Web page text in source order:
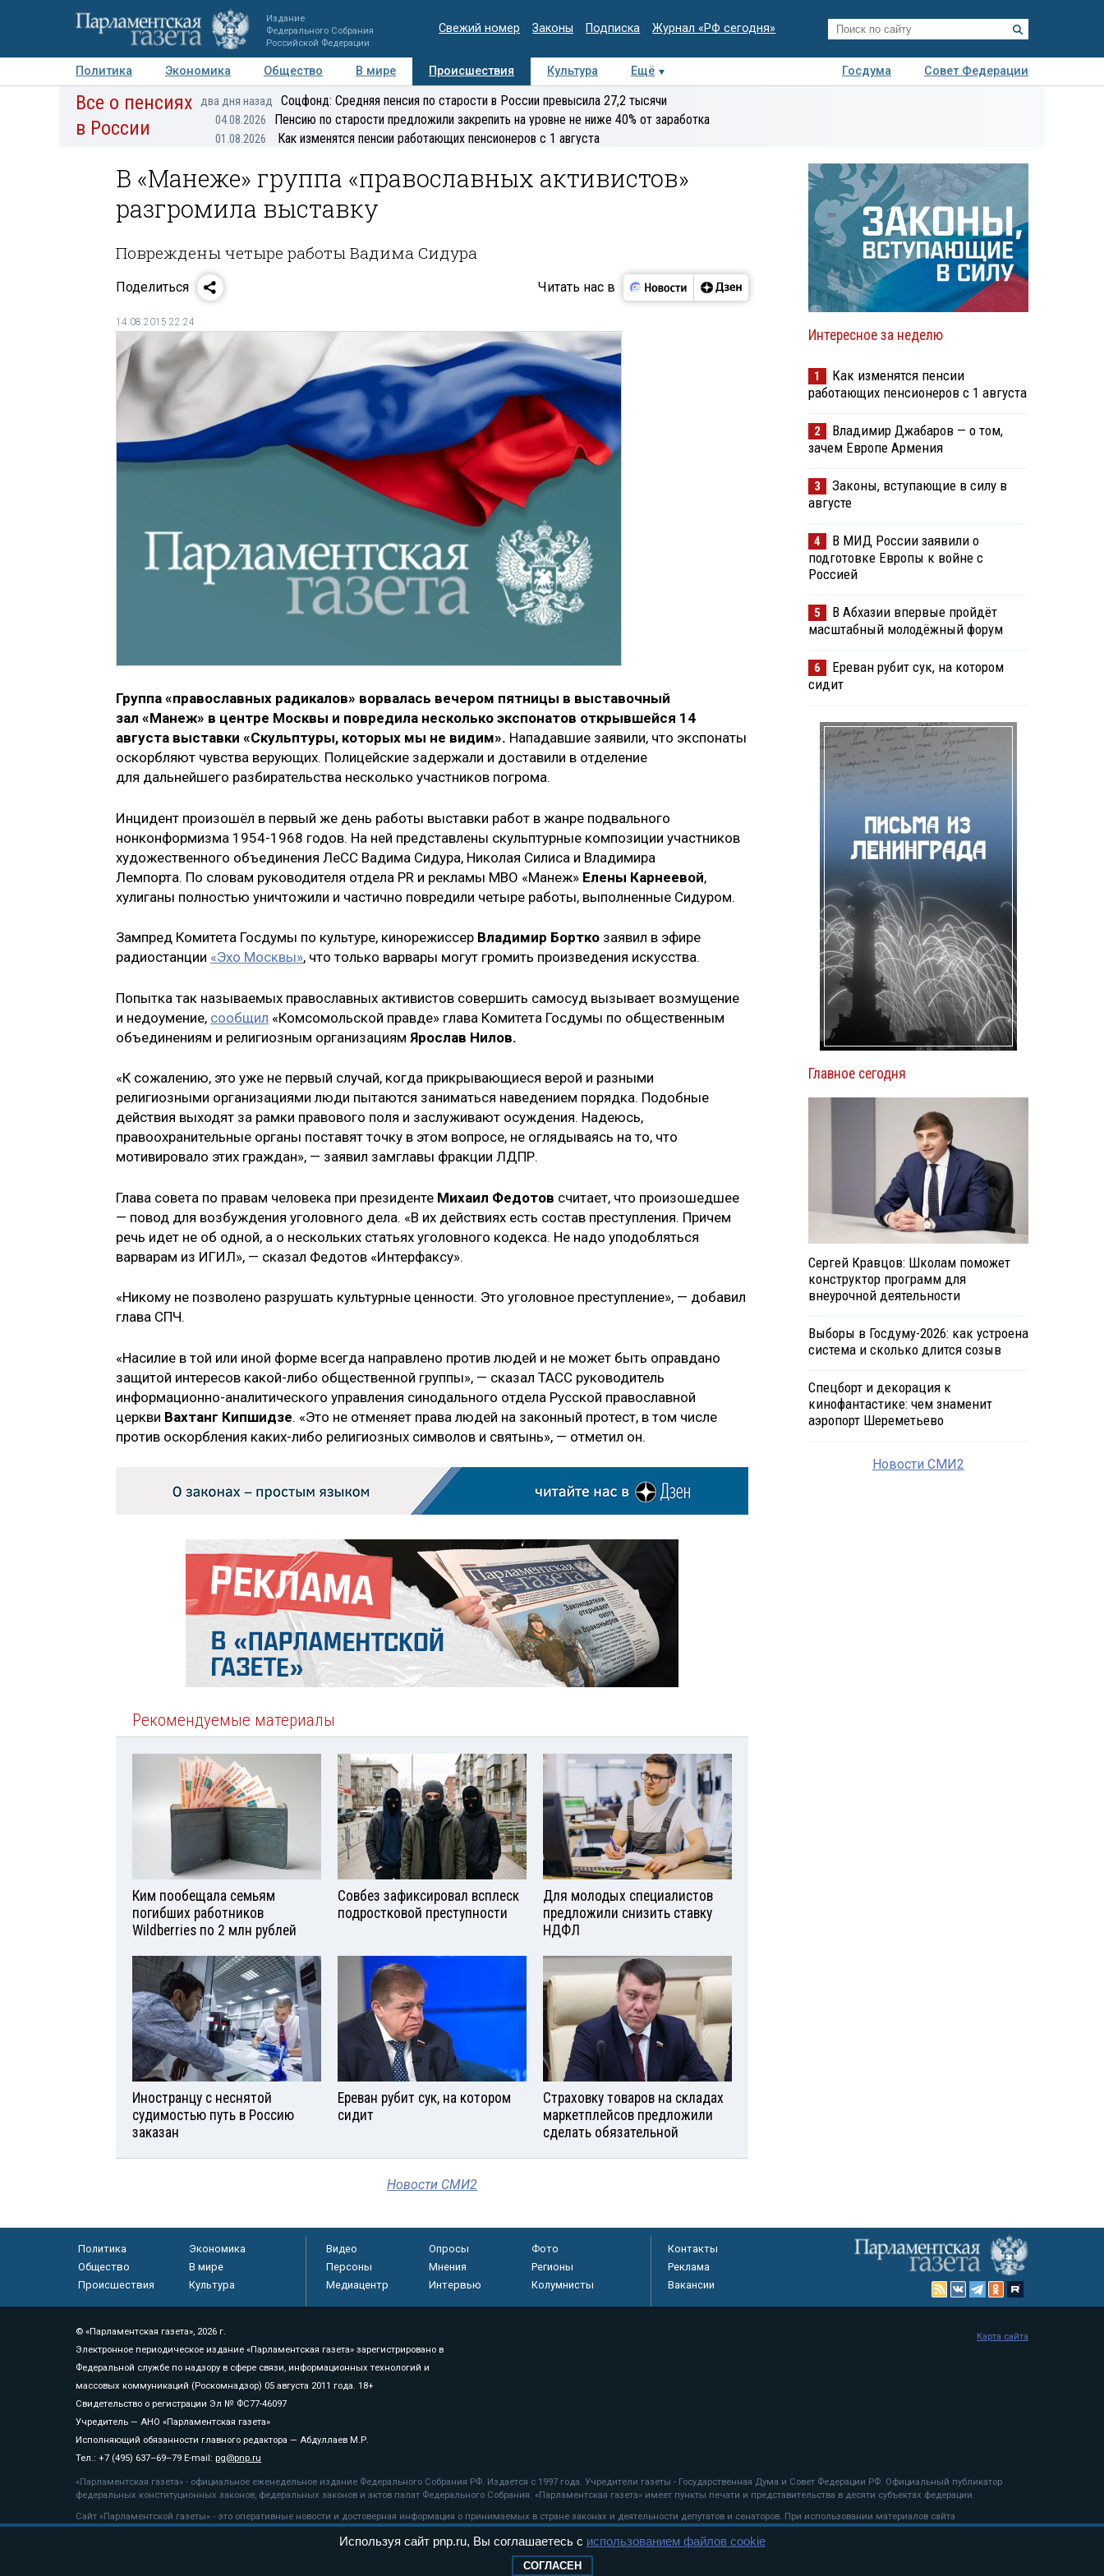
Издание
Федерального Собрания
Российской Федерации
Свежий номер Законы Подписка Журнал «РФ сегодня»
Политика Экономика Общество В мире Происшествия Культура Ещё Госдума
Совет Федерации
Авторы Персоны Мнения Регионы Медиацентр Интервью Колумнисты
Все о пенсиях
в России
два дня назад Соцфонд: Средняя пенсия по старости в России превысила 27,2 тысячи
04.08.2026 Пенсию по старости предложили закрепить на уровне не ниже 40% от заработка
01.08.2026 Как изменятся пенсии работающих пенсионеров с 1 августа
В «Манеже» группа «православных активистов»
разгромила выставку
Повреждены четыре работы Вадима Сидура
Поделиться Читать нас в
14.08.2015 22:24
Группа «православных радикалов» ворвалась вечером пятницы в выставочный
зал «Манеж» в центре Москвы и повредила несколько экспонатов открывшейся 14
августа выставки «Скульптуры, которых мы не видим». Нападавшие заявили, что экспонаты
оскорбляют чувства верующих. Полицейские задержали и доставили в отделение
для дальнейшего разбирательства несколько участников погрома.
Инцидент произошёл в первый же день работы выставки работ в жанре подвального
нонконформизма 1954-1968 годов. На ней представлены скульптурные композиции участников
художественного объединения ЛеСС Вадима Сидура, Николая Силиса и Владимира
Лемпорта. По словам руководителя отдела PR и рекламы МВО «Манеж» Елены Карнеевой,
хулиганы полностью уничтожили и частично повредили четыре работы, выполненные Сидуром.
Зампред Комитета Госдумы по культуре, кинорежиссер Владимир Бортко заявил в эфире
радиостанции «Эхо Москвы», что только варвары могут громить произведения искусства.
Попытка так называемых православных активистов совершить самосуд вызывает возмущение
и недоумение, сообщил «Комсомольской правде» глава Комитета Госдумы по общественным
объединениям и религиозным организациям Ярослав Нилов.
«К сожалению, это уже не первый случай, когда прикрывающиеся верой и разными
религиозными организациями люди пытаются заниматься наведением порядка. Подобные
действия выходят за рамки правового поля и заслуживают осуждения. Надеюсь,
правоохранительные органы поставят точку в этом вопросе, не оглядываясь на то, что
мотивировало этих граждан», — заявил замглавы фракции ЛДПР.
Глава совета по правам человека при президенте Михаил Федотов считает, что произошедшее
— повод для возбуждения уголовного дела. «В их действиях есть состав преступления. Причем
речь идет не об одной, а о нескольких статьях уголовного кодекса. Не надо уподобляться
варварам из ИГИЛ», — сказал Федотов «Интерфаксу».
«Никому не позволено разрушать культурные ценности. Это уголовное преступление», — добавил
глава СПЧ.
«Насилие в той или иной форме всегда направлено против людей и не может быть оправдано
защитой интересов какой-либо общественной группы», — сказал ТАСС руководитель
информационно-аналитического управления синодального отдела Русской православной
церкви Вахтанг Кипшидзе. «Это не отменяет права людей на законный протест, в том числе
против оскорбления каких-либо религиозных символов и святынь», — отметил он.
Рекомендуемые материалы
Ким пообещала семьям
погибших работников
Wildberries по 2 млн рублей
Совбез зафиксировал всплеск
подростковой преступности
Для молодых специалистов
предложили снизить ставку
НДФЛ
Иностранцу с неснятой
судимостью путь в Россию
заказан
Ереван рубит сук, на котором
сидит
Страховку товаров на складах
маркетплейсов предложили
сделать обязательной
Новости СМИ2
Интересное за неделю
1
Как изменятся пенсии
работающих пенсионеров с 1 августа
2
Владимир Джабаров — о том,
зачем Европе Армения
3
Законы, вступающие в силу в
августе
4
В МИД России заявили о
подготовке Европы к войне с
Россией
5
В Абхазии впервые пройдёт
масштабный молодёжный форум
6
Ереван рубит сук, на котором
сидит
Главное сегодня
Сергей Кравцов: Школам поможет
конструктор программ для
внеурочной деятельности
Выборы в Госдуму-2026: как устроена
система и сколько длится созыв
Спецборт и декорация к
кинофантастике: чем знаменит
аэропорт Шереметьево
Новости СМИ2
Политика
Экономика
Общество
В мире
Происшествия
Культура
Видео Опросы
Фото
Персоны
Мнения
Регионы
Медиацентр
Интервью Колумнисты
Контакты
Реклама
Вакансии
© «Парламентская газета», 2026 г.
Электронное периодическое издание «Парламентская газета» зарегистрировано в
Федеральной службе по надзору в сфере связи, информационных технологий и
массовых коммуникаций (Роскомнадзор) 05 августа 2011 года. 18+
Свидетельство о регистрации Эл № ФС77-46097
Учредитель — АНО «Парламентская газета»
Исполняющий обязанности главного редактора — Абдуллаев М.Р.
Тел.: +7 (495) 637–69–79 E-mail: pg@pnp.ru
«Парламентская газета» - официальное еженедельное издание Федерального Собрания РФ. Издается с 1997 года. Учредители газеты - Государственная Дума и Совет Федерации РФ. Официальный публикатор
федеральных конституционных законов, федеральных законов и актов палат Федерального Собрания. «Парламентская газета» имеет пункты печати и представительства в десяти субъектах федерации.
Сайт «Парламентской газеты» - это оперативные новости и достоверная информация о принимаемых в стране законах и деятельности депутатов и сенаторов. При использовании материалов сайта
«Парламентской газеты» активная ссылка на pnp.ru обязательна.
рекомендательные технологии
Карта сайта
Используя сайт pnp.ru, Вы соглашаетесь с использованием файлов cookie
СОГЛАСЕН